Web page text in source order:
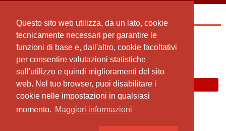
Questo sito web utilizza, da un lato, cookie
tecnicamente necessari per garantire le
funzioni di base e, dall'altro, cookie facoltativi
per consentire valutazioni statistiche
sull'utilizzo e quindi miglioramenti del sito
web. Nel tuo browser, puoi disabilitare i
cookie nelle impostazioni in qualsiasi
momento. Maggiori informazioni
Questo sito web utilizza, da un lato, cookie
tecnicamente necessari per garantire le
funzioni di base e, dall'altro, cookie facoltativi
per consentire valutazioni statistiche
sull'utilizzo e quindi miglioramenti del sito
web. Nel tuo browser, puoi disabilitare i
cookie nelle impostazioni in qualsiasi
momento. Maggiori informazioni
Kinder Kickboxen
18:00 - 19:00
Triftbachhalle
Team
Prenotare ora